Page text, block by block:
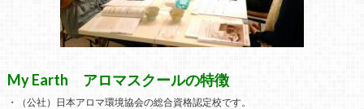
My Earth アロマスクールの特徴
・（公社）日本アロマ環境協会の総合資格認定校です。